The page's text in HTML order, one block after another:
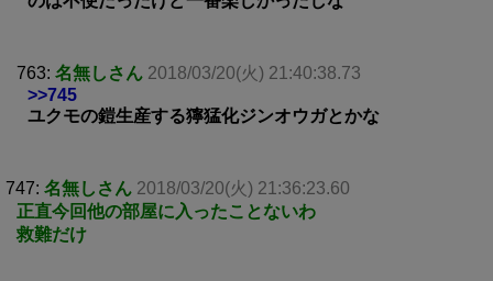
763: 名無しさん 2018/03/20(火) 21:40:38.73
>>745
ユクモの鎧生産する獰猛化ジンオウガとかな
747: 名無しさん 2018/03/20(火) 21:36:23.60
正直今回他の部屋に入ったことないわ
救難だけ